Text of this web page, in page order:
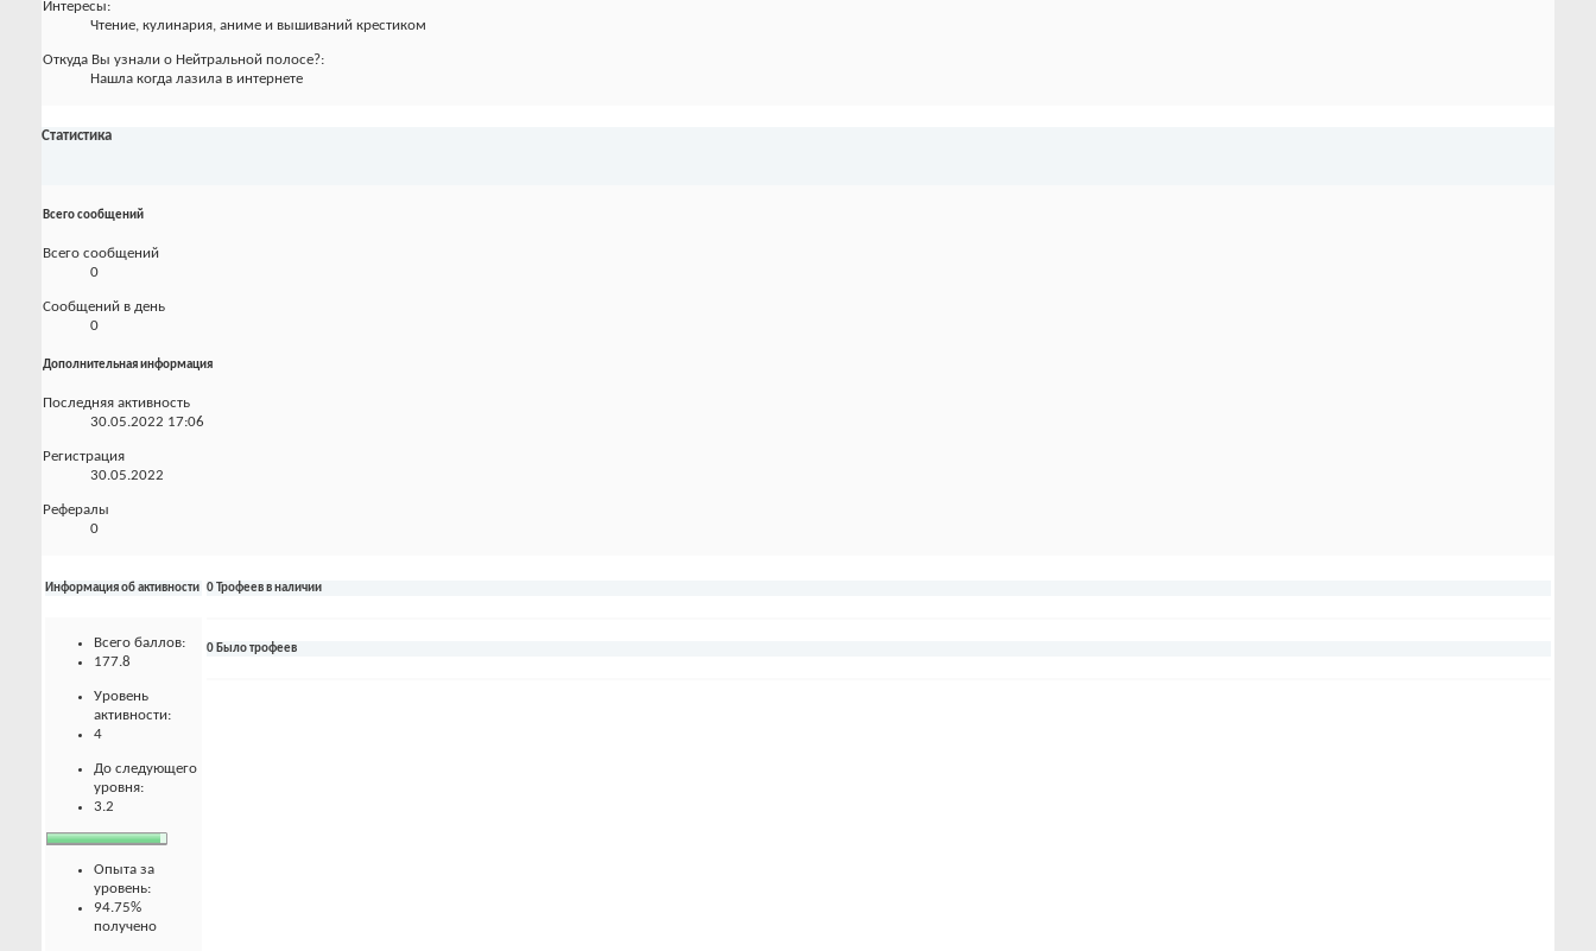
Интересы:
Чтение, кулинария, аниме и вышиваний крестиком
Откуда Вы узнали о Нейтральной полосе?:
Нашла когда лазила в интернете
Статистика
Всего сообщений
Всего сообщений
0
Сообщений в день
0
Дополнительная информация
Последняя активность
30.05.2022 17:06
Регистрация
30.05.2022
Рефералы
0
Информация об активности
Всего баллов:
177.8
Уровень
активности:
4
До следующего
уровня:
3.2
Опыта за
уровень:
94.75%
получено
0 Трофеев в наличии
0 Было трофеев